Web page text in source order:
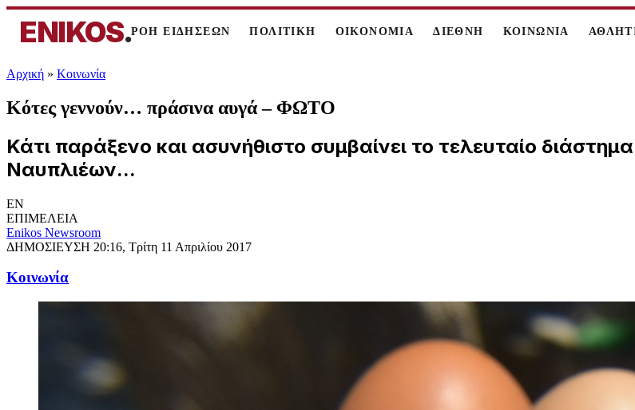
ENIKOS.ΡΟΗ ΕΙΔΗΣΕΩΝ ΠΟΛΙΤΙΚΗ ΟΙΚΟΝΟΜΙΑ ΔΙΕΘΝΗ ΚΟΙΝΩΝΙΑ
Αρχική » Κοινωνία
Κότες γεννούν… πράσινα αυγά – ΦΩΤΟ
Κάτι παράξενο και ασυνήθιστο συμβαίνει το τελευταίο
Ναυπλιέων...
EN
ΕΠΙΜΕΛΕΙΑ
Enikos Newsroom
ΔΗΜΟΣΙΕΥΣΗ 20:16, Τρίτη 11 Απριλίου 2017
Κοινωνία